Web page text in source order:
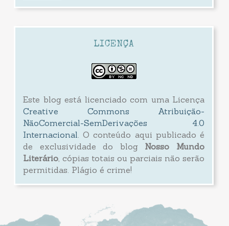
LICENÇA
Este blog está licenciado com uma Licença
Creative Commons Atribuição-
NãoComercial-SemDerivações 4.0
Internacional. O conteúdo aqui publicado é
de exclusividade do blog Nosso Mundo
Literário, cópias totais ou parciais não serão
permitidas. Plágio é crime!